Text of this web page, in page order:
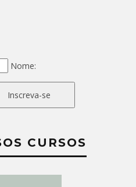
Nome:
Inscreva-se
CURSOS